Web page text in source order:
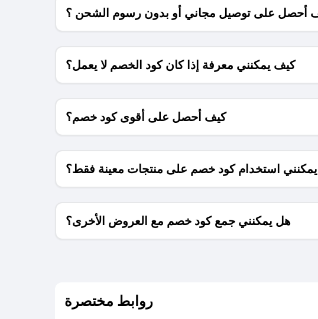
أحصل على توصيل مجاني أو بدون رسوم الشحن ؟
كيف يمكنني معرفة إذا كان كود الخصم لا يعمل؟
كيف أحصل على أقوى كود خصم؟
استخدام كود خصم على منتجات معينة فقط؟
هل يمكنني جمع كود خصم مع العروض الأخرى؟
روابط مختصرة